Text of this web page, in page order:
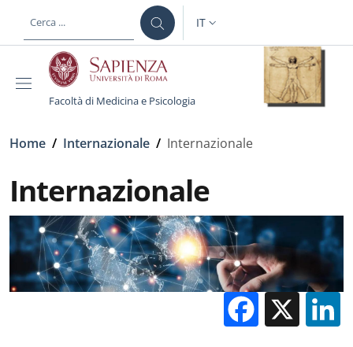
al contenuto principale
SELETTORE LINGUA:
IT
Facoltà di Medicina e Psicologia
Briciole di pane
Home / Internazionale / Internazionale
Internazionale
X